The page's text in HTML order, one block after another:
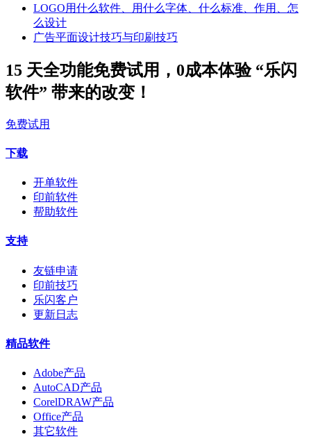
LOGO用什么软件、用什么字体、什么标准、作用、怎
么设计
广告平面设计技巧与印刷技巧
15 天全功能免费试用，0成本体验 “乐闪
软件” 带来的改变！
免费试用
下载
开单软件
印前软件
帮助软件
支持
友链申请
印前技巧
乐闪客户
更新日志
精品软件
Adobe产品
AutoCAD产品
CorelDRAW产品
Office产品
其它软件